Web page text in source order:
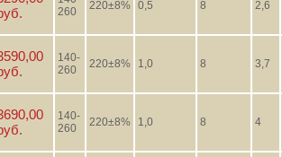
260
220±8% 0,5 8 2,6
140-
260
220±8% 1,0 8 3,7
140-
260
220±8% 1,0 8 4